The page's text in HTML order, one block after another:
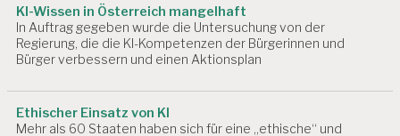
B
EI
T
S
S
Y
C
KI-Wissen in Österreich mangelhaft
In Auftrag gegeben wurde die Untersuchung von der
Regierung, die die KI-Kompetenzen der Bürgerinnen und
Bürger verbessern und einen Aktionsplan
Ethischer Einsatz von KI
Mehr als 60 Staaten haben sich für eine „ethische“ und